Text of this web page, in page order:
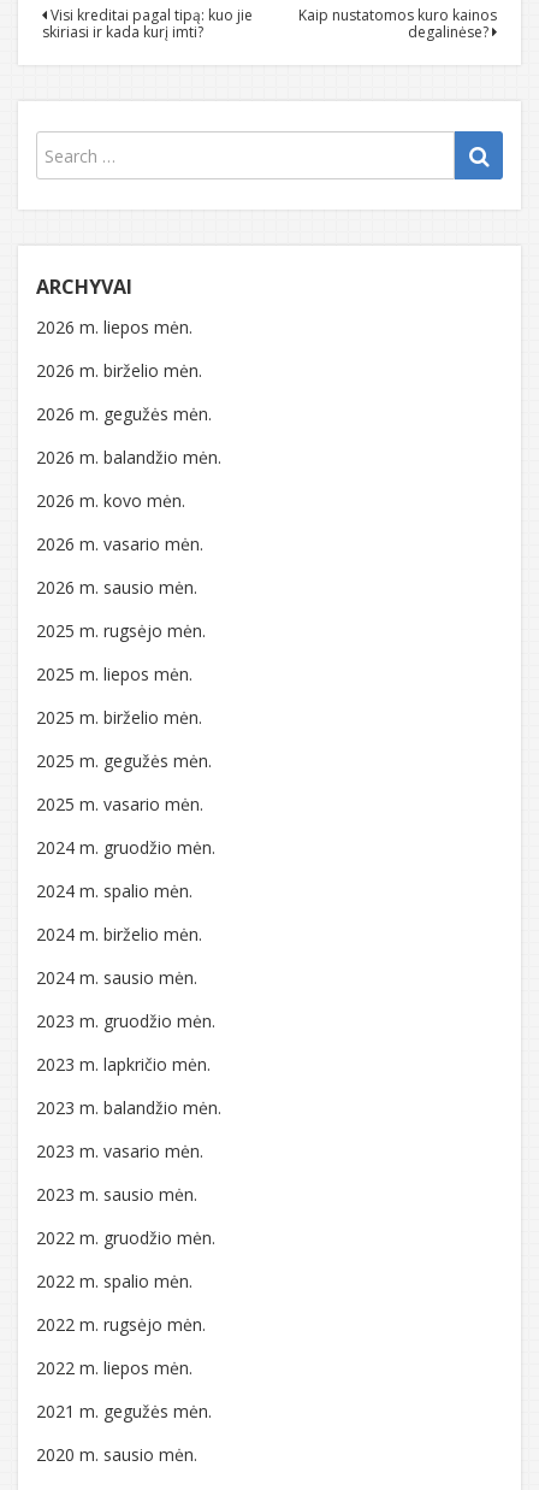
Navigacija
tarp
įrašų
Visi kreditai pagal tipą: kuo jie
skiriasi ir kada kurį imti?
Kaip nustatomos kuro kainos
degalinėse?
ARCHYVAI
2026 m. liepos mėn.
2026 m. birželio mėn.
2026 m. gegužės mėn.
2026 m. balandžio mėn.
2026 m. kovo mėn.
2026 m. vasario mėn.
2026 m. sausio mėn.
2025 m. rugsėjo mėn.
2025 m. liepos mėn.
2025 m. birželio mėn.
2025 m. gegužės mėn.
2025 m. vasario mėn.
2024 m. gruodžio mėn.
2024 m. spalio mėn.
2024 m. birželio mėn.
2024 m. sausio mėn.
2023 m. gruodžio mėn.
2023 m. lapkričio mėn.
2023 m. balandžio mėn.
2023 m. vasario mėn.
2023 m. sausio mėn.
2022 m. gruodžio mėn.
2022 m. spalio mėn.
2022 m. rugsėjo mėn.
2022 m. liepos mėn.
2021 m. gegužės mėn.
2020 m. sausio mėn.